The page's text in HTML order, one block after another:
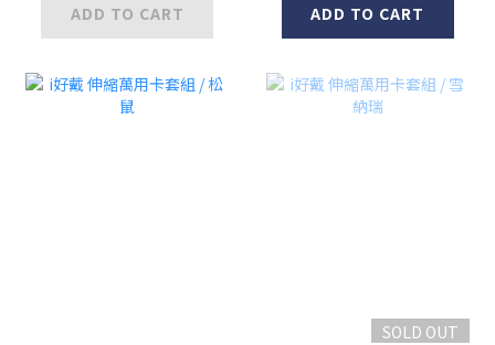
ADD TO CART ADD TO CART
SOLD OUT